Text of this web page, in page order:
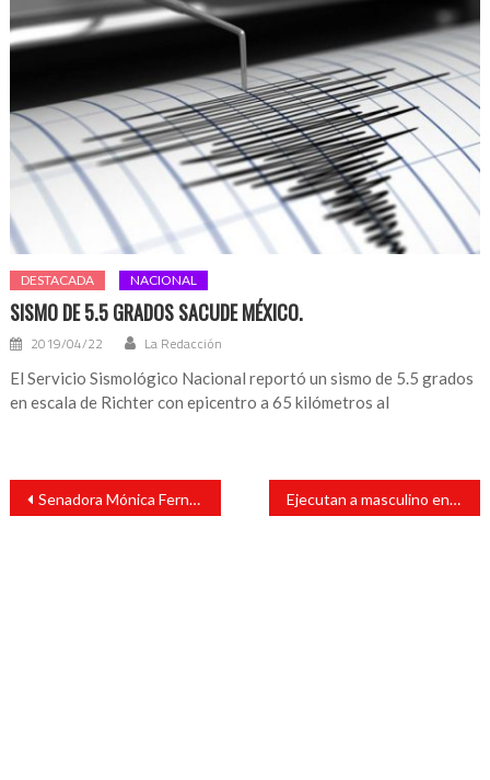
DESTACADA NACIONAL
SISMO DE 5.5 GRADOS SACUDE MÉXICO.
2019/04/22 La Redacción
El Servicio Sismológico Nacional reportó un sismo de 5.5 grados
en escala de Richter con epicentro a 65 kilómetros al
Navegación
entradas
Senadora Mónica Fernandez recibe en Tabasco la ayuda enviada por el Senado de la República Ejecutan a masculino en Juan Díaz Covarrubias